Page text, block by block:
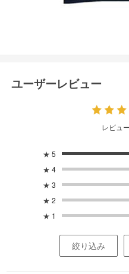
ユーザーレビュー
レビュ
★ 5
★ 4
★ 3
★ 2
★ 1
絞り込み